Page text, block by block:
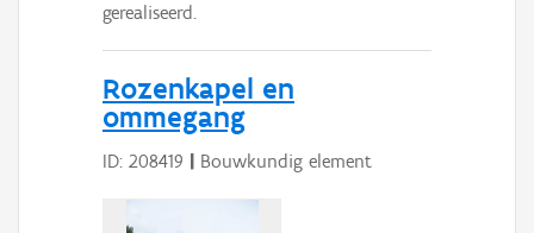
gerealiseerd.
Rozenkapel en
ommegang
ID: 208419 | Bouwkundig element